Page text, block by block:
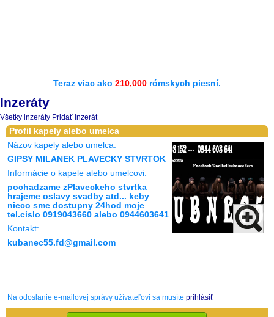
Teraz viac ako 210,000 rómskych piesní.
Inzeráty
Všetky inzeráty Pridať inzerát
Profil kapely alebo umelca
Názov kapely alebo umelca:
GIPSY MILANEK PLAVECKY STVRTOK
Informácie o kapele alebo umelcovi:
pochadzame zPlaveckeho stvrtka
hrajeme oslavy svadby atd... keby
nieco sme dostupny 24hod moje
tel.cislo 0919043660 alebo 0944603641
Kontakt:
kubanec55.fd@gmail.com
Na odoslanie e-mailovej správy užívateľovi sa musíte prihlásiť